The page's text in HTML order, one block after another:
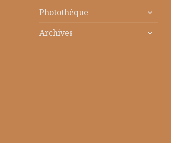
Photothèque
ouvrir
sous-
Archives
ouvrir